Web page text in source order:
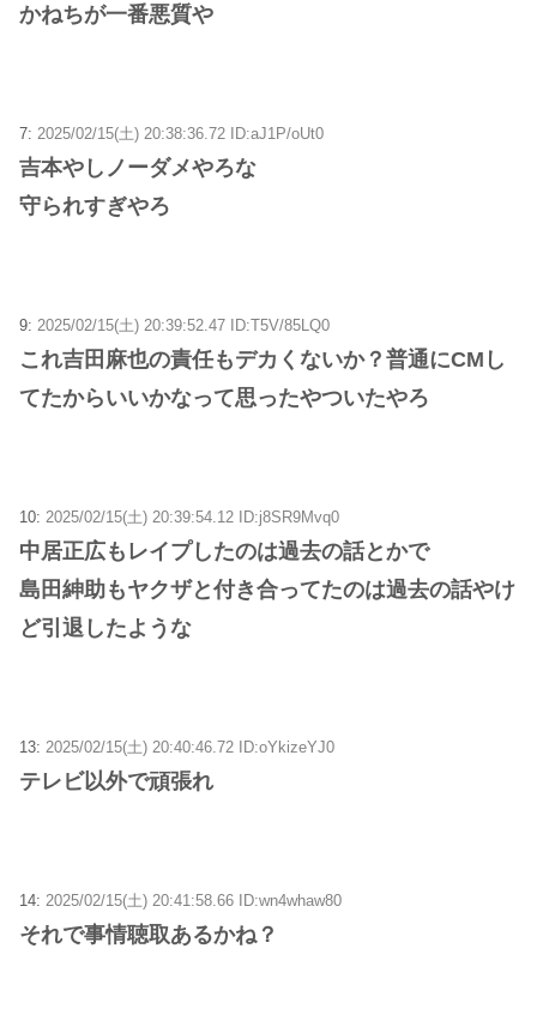
かねちが一番悪質や
7: 2025/02/15(土) 20:38:36.72 ID:aJ1P/oUt0
吉本やしノーダメやろな
守られすぎやろ
9: 2025/02/15(土) 20:39:52.47 ID:T5V/85LQ0
これ吉田麻也の責任もデカくないか？普通にCMし
てたからいいかなって思ったやついたやろ
10: 2025/02/15(土) 20:39:54.12 ID:j8SR9Mvq0
中居正広もレイプしたのは過去の話とかで
島田紳助もヤクザと付き合ってたのは過去の話やけ
ど引退したような
13: 2025/02/15(土) 20:40:46.72 ID:oYkizeYJ0
テレビ以外で頑張れ
14: 2025/02/15(土) 20:41:58.66 ID:wn4whaw80
それで事情聴取あるかね？